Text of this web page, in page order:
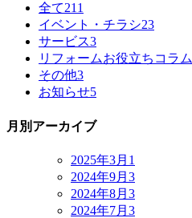
全て211
イベント・チラシ23
サービス3
リフォームお役立ちコラム
その他3
お知らせ5
月別アーカイブ
2025年3月 1
2024年9月 3
2024年8月 3
2024年7月 3